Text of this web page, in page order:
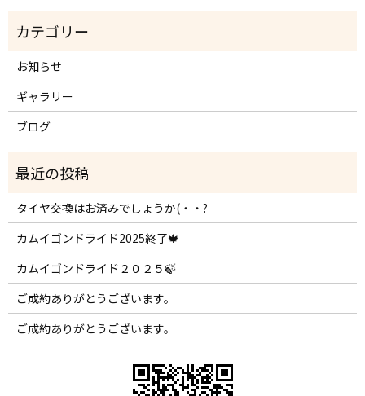
お知らせ
ギャラリー
ブログ
タイヤ交換はお済みでしょうか(・・?
カムイゴンドライド2025終了🍁
カムイゴンドライド２０２５🍃
ご成約ありがとうございます。
ご成約ありがとうございます。